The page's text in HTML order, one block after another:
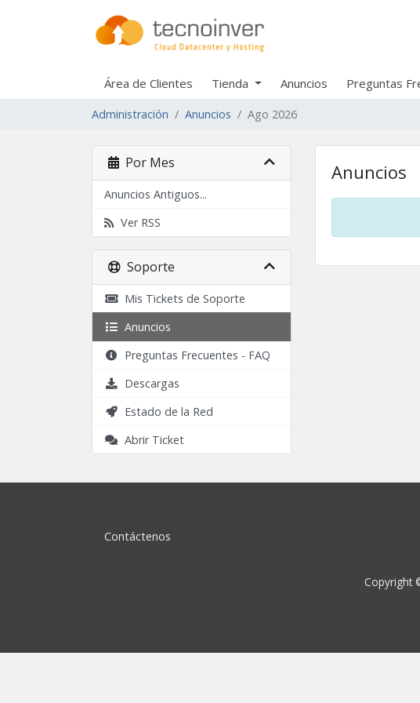
Área de Clientes Tienda Anuncios Preguntas
Administración Anuncios Ago 2026
Por Mes
Anuncios Antiguos...
Ver RSS
Soporte
Mis Tickets de Soporte
Anuncios
Preguntas Frecuentes - FAQ
Descargas
Estado de la Red
Abrir Ticket
Anuncios
Contáctenos
Copyright